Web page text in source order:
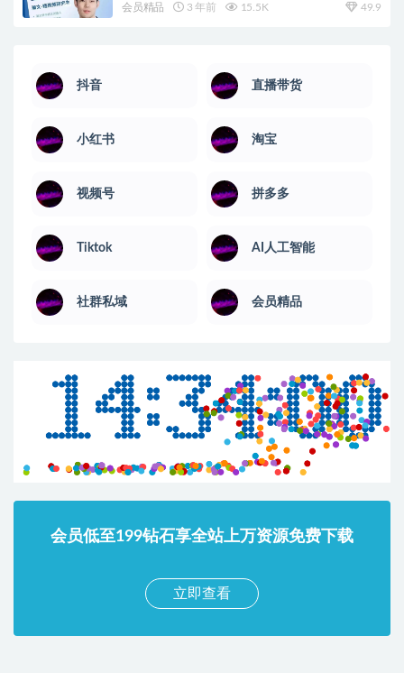
会员精品 3 年前 15.5K 49.9
抖音 直播带货
小红书 淘宝
视频号 拼多多
Tiktok AI人工智能
社群私域 会员精品
会员低至199钻石享全站上万资源免费下载
立即查看